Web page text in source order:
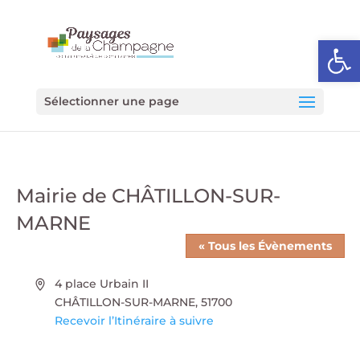
Ouvrir
Sélectionner une page
Mairie de CHÂTILLON-SUR-
MARNE
« Tous les Évènements
Adresse
4 place Urbain II
CHÂTILLON-SUR-MARNE, 51700
Recevoir l’Itinéraire à suivre